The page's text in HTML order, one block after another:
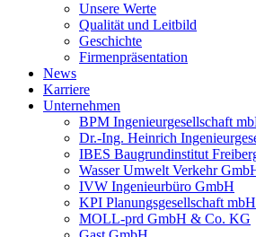
Unsere Werte
Qualität und Leitbild
Geschichte
Firmenpräsentation
News
Karriere
Unternehmen
BPM Ingenieurgesellschaft
Dr.-Ing. Heinrich
IBES Baugrundinstitut
Wasser Umwelt Verkehr
IVW Ingenieurbüro GmbH
KPI Planungsgesellschaft mbH
MOLL-prd GmbH & Co. KG